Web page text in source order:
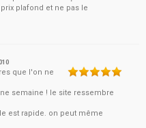
plafond et ne pas le
que l'on ne
semaine ! le site ressembre
est rapide. on peut même